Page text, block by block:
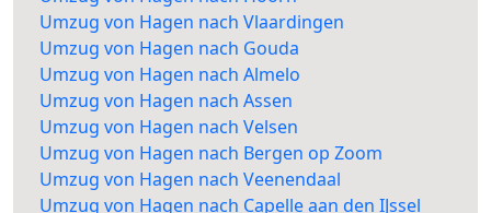
Umzug von Hagen nach Vlaardingen
Umzug von Hagen nach Gouda
Umzug von Hagen nach Almelo
Umzug von Hagen nach Assen
Umzug von Hagen nach Velsen
Umzug von Hagen nach Bergen op Zoom
Umzug von Hagen nach Veenendaal
Umzug von Hagen nach Capelle aan den IJssel